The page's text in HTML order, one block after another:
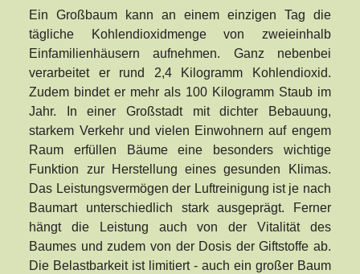
Ein Großbaum kann an einem einzigen Tag die
tägliche Kohlendioxidmenge von zweieinhalb
Einfamilienhäusern aufnehmen. Ganz nebenbei
verarbeitet er rund 2,4 Kilogramm Kohlendioxid.
Zudem bindet er mehr als 100 Kilogramm Staub im
Jahr. In einer Großstadt mit dichter Bebauung,
starkem Verkehr und vielen Einwohnern auf engem
Raum erfüllen Bäume eine besonders wichtige
Funktion zur Herstellung eines gesunden Klimas.
Das Leistungsvermögen der Luftreinigung ist je nach
Baumart unterschiedlich stark ausgeprägt. Ferner
hängt die Leistung auch von der Vitalität des
Baumes und zudem von der Dosis der Giftstoffe ab.
Die Belastbarkeit ist limitiert - auch ein großer Baum